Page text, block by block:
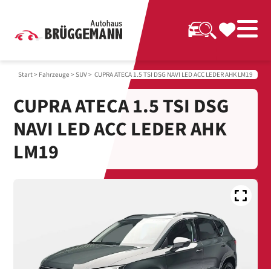
Start> Fahrzeuge > SUV> CUPRA ATECA 1.5 TSI DSG NAVI LED ACC LEDER AHK LM19
CUPRA ATECA 1.5 TSI DSG
NAVI LED ACC LEDER AHK
LM19